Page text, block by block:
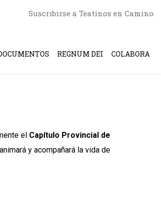
Suscribirse a Teatinos en Camino
REGNUM DEI COLABORA
el Capítulo Provincial de
y acompañará la vida de